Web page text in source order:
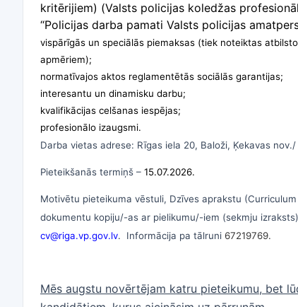
kritērijiem) (Valsts policijas koledžas
“Policijas darba pamati Valsts policijas
vispārīgās un speciālās piemaksas (tiek noteiktas
apmēriem);
normatīvajos aktos reglamentētās sociālās garantijas;
interesantu un dinamisku darbu;
kvalifikācijas celšanas iespējas;
profesionālo izaugsmi.
Darba vietas adrese: Rīgas iela 20, Baloži, Ķekavas
Pieteikšanās termiņš – 15.07.2026.
Motivētu pieteikuma vēstuli, Dzīves aprakstu
dokumentu kopiju/-as ar pielikumu/-iem (sekmju
cv@riga.vp.gov.lv. Informācija pa tālruni 67219769.
Mēs augstu novērtējam katru pieteikumu, bet